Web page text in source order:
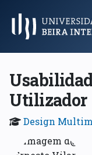
Menu
Utilizador
Design